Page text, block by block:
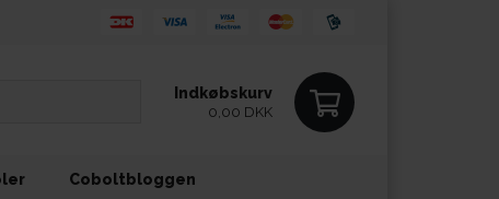
Indkøbskurv
0,00 DKK
Coboltbloggen